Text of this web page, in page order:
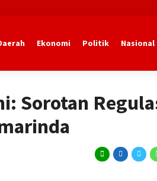
Ekonomi Politik Nasional
Sorotan